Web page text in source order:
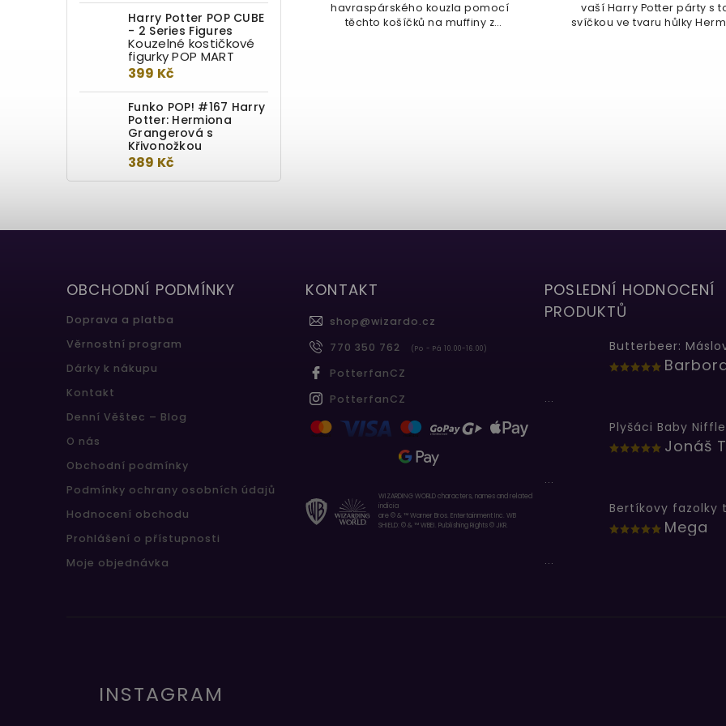
Harry Potter POP CUBE
- 2 Series Figures
Kouzelné kostičkové
figurky POP MART
399 Kč
Funko POP! #167 Harry
Potter: Hermiona
Grangerová s
Křivonožkou
389 Kč
kouzla pomocí těchto košíčků na
muffiny z Kouzelnického světa
Harryho...
havraspárského kouzla pomocí
těchto košíčků na muffiny z
vaší Harry Potter párty s
svíčkou ve tvaru hůlky
OBCHODNÍ PODMÍNKY
Doprava a platba
Věrnostní program
Dárky k nákupu
Kontakt
Denní Věštec – Blog
O nás
Obchodní podmínky
Podmínky ochrany osobních údajů
Hodnocení obchodu
Prohlášení o přístupnosti
Moje objednávka
KONTAKT
shop@wizardo.cz
770 350 762
(Po - Pá 10.00-16.00)
PotterfanCZ
PotterfanCZ
WIZARDING WORLD characters, names and related
indicia
are © & ™ Warner Bros. Entertainment Inc. WB
SHIELD: © & ™ WBEI. Publishing Rights © JKR.
POSLEDNÍ HODNOCENÍ
PRODUKTŮ
...
Plyšáci Baby
Jonáš
...
Mega
...
INSTAGRAM